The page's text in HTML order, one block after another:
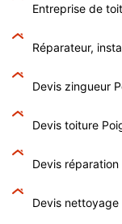
Entreprise de
Réparateur,
Devis zingueur
Devis toiture
Devis
Devis